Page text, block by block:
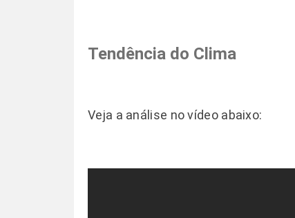
Tendência do Clima
Veja a análise no vídeo abaixo: